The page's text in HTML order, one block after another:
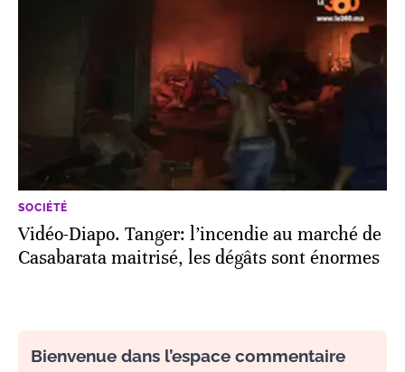
SOCIÉTÉ
Vidéo-Diapo. Tanger: l’incendie au marché de
Casabarata maitrisé, les dégâts sont énormes
Bienvenue dans l’espace commentaire